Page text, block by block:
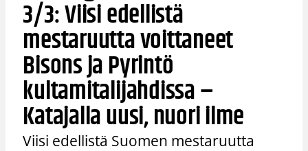
3/3: Viisi edellistä
mestaruutta voittaneet
Bisons ja Pyrintö
kultamitalijahdissa –
Katajalla uusi, nuori ilme
Viisi edellistä Suomen mestaruutta